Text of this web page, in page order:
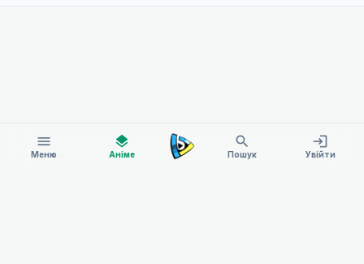
menu
Меню
layers
Аніме
search
Пошук
login
Увійти